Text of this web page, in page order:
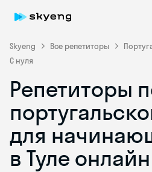
Skyeng Все репетиторы
С нуля
Репетиторы
для
в Туле онлайн
Skyeng Chat